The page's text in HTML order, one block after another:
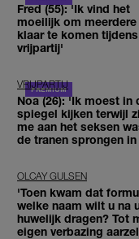
Fred (55): 'Ik vind het
moeilijk om meerdere
klaar te komen
vrijpartij'
VRIJPARTIJ
Noa (26): 'Ik moest in
spiegel kijken terwijl
me aan het seksen
de tranen sprongen
OLCAY GULSEN
'Toen kwam dat
welke naam wilt u na
huwelijk dragen? Tot
eigen verbazing